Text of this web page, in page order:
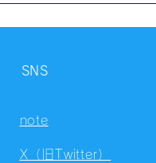
SNS
note
X（旧Twitter）